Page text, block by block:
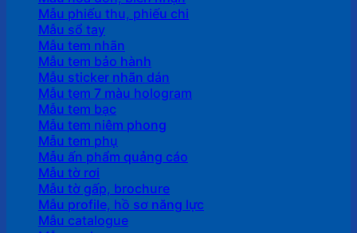
Mẫu phiếu thu, phiếu chi
Mẫu sổ tay
Mẫu tem nhãn
Mẫu tem bảo hành
Mẫu sticker nhãn dán
Mẫu tem 7 màu hologram
Mẫu tem bạc
Mẫu tem niêm phong
Mẫu tem phụ
Mẫu ấn phẩm quảng cáo
Mẫu tờ rơi
Mẫu tờ gấp, brochure
Mẫu profile, hồ sơ năng lực
Mẫu catalogue